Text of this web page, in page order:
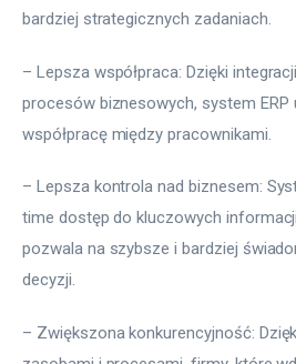
bardziej strategicznych zadaniach.
– Lepsza współpraca: Dzięki
procesów biznesowych, system ERP
współpracę między pracownikami.
– Lepsza kontrola nad biznesem:
time dostęp do kluczowych
pozwala na szybsze i bardziej
decyzji.
– Zwiększona konkurencyjność: